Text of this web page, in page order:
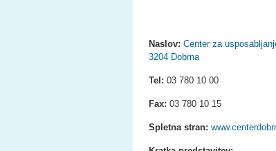
Naslov: Center za
3204 Dobrna
Tel: 03 780 10 00
Fax: 03 780 10 15
Spletna stran: